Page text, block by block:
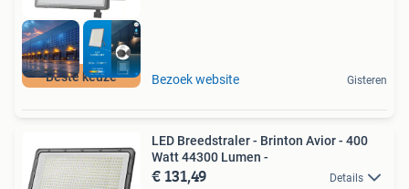
Beste keuze Bezoek website Gisteren
LED Breedstraler - Brinton Avior - 400
Watt 44300 Lumen -
€ 131,49 Details